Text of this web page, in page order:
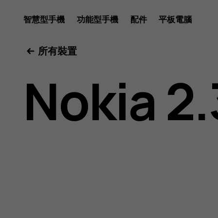
Nokia
2.3
用
智慧型手機 功能型手機 配件 平板電腦
所有裝置
Nokia